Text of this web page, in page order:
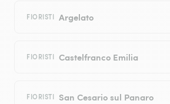
FIORISTI Argelato
FIORISTI Castelfranco Emilia
FIORISTI San Cesario sul Panaro